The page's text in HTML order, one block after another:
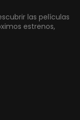
las películas
estrenos,